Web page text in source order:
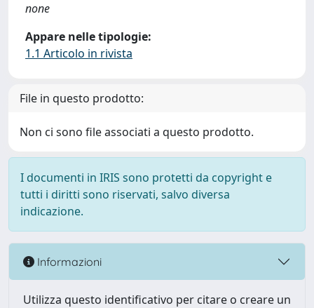
none
Appare nelle tipologie:
1.1 Articolo in rivista
File in questo prodotto:
Non ci sono file associati a questo prodotto.
I documenti in IRIS sono protetti da copyright e
tutti i diritti sono riservati, salvo diversa
indicazione.
Informazioni
Utilizza questo identificativo per citare o creare un